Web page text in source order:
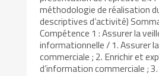
méthodologie de réalisation
descriptives d’activité)
Compétence 1 : Assurer la
informationnelle / 1. Assurer
commerciale ; 2. Enrichir et
d’information commerciale ;